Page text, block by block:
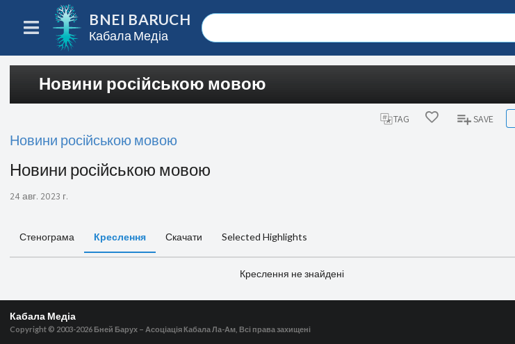
BNEI BARUCH
Кабала Медіа
Новини російською мовою
TAG SAVE
Новини російською мовою
Новини російською мовою
24 авг. 2023 г.
Стенограма Креслення Скачати Selected Highlights
Креслення не знайдені
Кабала Медіа
Copyright © 2003-2026 Бней Барух – Асоціація Кабала Ла-Ам, Всі права захищені